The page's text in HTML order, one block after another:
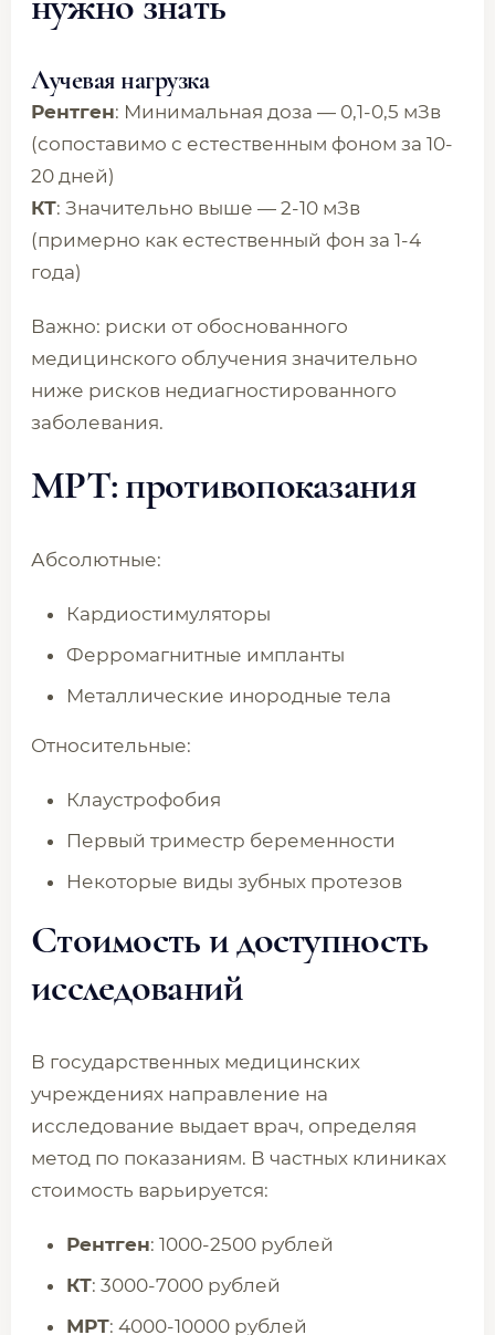
Лучевая нагрузка
Рентген: Минимальная доза — 0,1-0,5 мЗв
(сопоставимо с естественным фоном за 10-
20 дней)
КТ: Значительно выше — 2-10 мЗв
(примерно как естественный фон за 1-4
года)
Важно: риски от обоснованного
медицинского облучения значительно
ниже рисков недиагностированного
заболевания.
МРТ: противопоказания
Абсолютные:
Кардиостимуляторы
Ферромагнитные импланты
Металлические инородные тела
Относительные:
Клаустрофобия
Первый триместр беременности
Некоторые виды зубных протезов
Стоимость и доступность
исследований
В государственных медицинских
учреждениях направление на
исследование выдает врач, определяя
метод по показаниям. В частных клиниках
стоимость варьируется:
Рентген: 1000-2500 рублей
КТ: 3000-7000 рублей
МРТ: 4000-10000 рублей